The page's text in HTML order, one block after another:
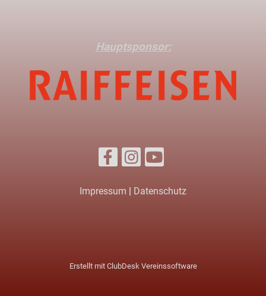
Hauptsponsor:
Impressum Datenschutz
Erstellt mit ClubDesk Vereinssoftware